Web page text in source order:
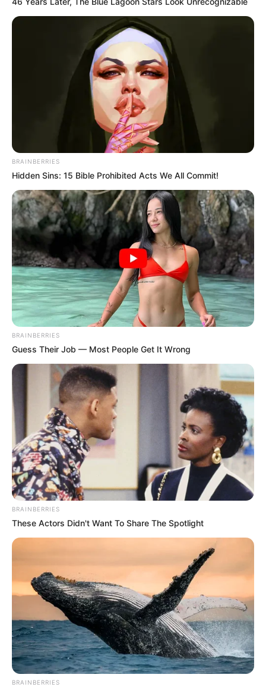
BRAINBERRIES
Hidden Sins: 15 Bible Prohibited Acts We All Commit!
BRAINBERRIES
Guess Their Job — Most People Get It Wrong
BRAINBERRIES
These Actors Didn't Want To Share The Spotlight
BRAINBERRIES